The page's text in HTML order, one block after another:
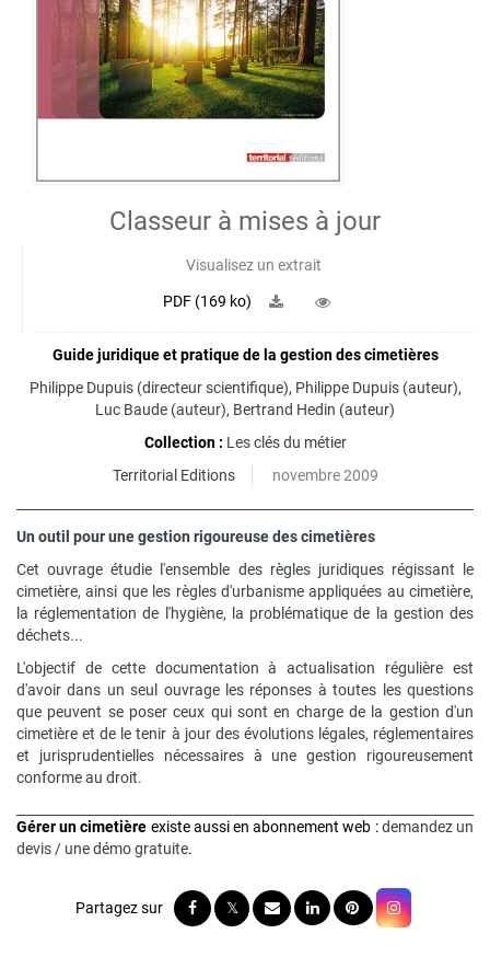
Classeur à mises à jour
Visualisez un extrait
PDF (169 ko)
Guide juridique et pratique de la gestion des cimetières
Philippe Dupuis(directeur scientifique), Philippe Dupuis(auteur),
Luc Baude (auteur), Bertrand Hedin (auteur)
Collection : Les clés du métier
Territorial Editions
novembre 2009
Un outil pour une gestion rigoureuse des cimetières
Cet ouvrage étudie l'ensemble des règles juridiques régissant le
cimetière, ainsi que les règles d'urbanisme appliquées au cimetière,
la réglementation de l'hygiène, la problématique de la gestion des
déchets...
L'objectif de cette documentation à actualisation régulière est
d'avoir dans un seul ouvrage les réponses à toutes les questions
que peuvent se poser ceux qui sont en charge de la gestion d'un
cimetière et de le tenir à jour des évolutions légales, réglementaires
et jurisprudentielles nécessaires à une gestion rigoureusement
conforme au droit.
Gérer un cimetière existe aussi en abonnement web :demandez un
devis / une démo gratuite.